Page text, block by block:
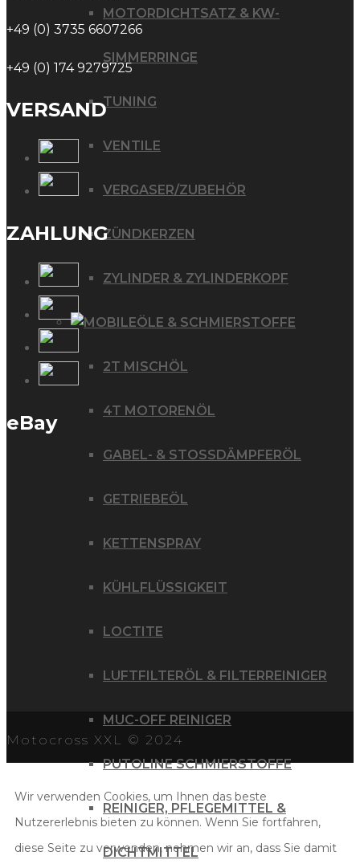
MOTORDICHTSATZ & KW-
SIMMERRINGE
TUNING
VENTILE
VERGASER/ZUBEHÖR
ZÜNDKERZEN
ZYLINDER & ZYLINDERKOPF
ÖLE & SCHMIERSTOFFE
2T MISCHÖL
4T MOTORENÖL
GABEL- & STOSSDÄMPFERÖL
GETRIEBEÖL
KETTENSPRAY
KÜHLFLÜSSIGKEIT
LOCTITE
LUFTFILTERÖL & FILTERREINIGER
MUC-OFF REINIGER
PUTOLINE SCHMIERSTOFFE
REINIGER, PFLEGEMITTEL &
DICHTMITTEL
+49 (0) 3735 6607266
+49 (0) 174 9279725
VERSAND
ZAHLUNG
eBay
Motocross XXL © 2024
Wir verwenden Cookies, um Ihnen das beste
Nutzererlebnis bieten zu können. Wenn Sie fortfahren,
diese Seite zu verwenden, nehmen wir an, dass Sie damit